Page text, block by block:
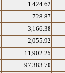
1,424.62
728.87
3,166.38
2,055.92
11,902.25
97,383.70